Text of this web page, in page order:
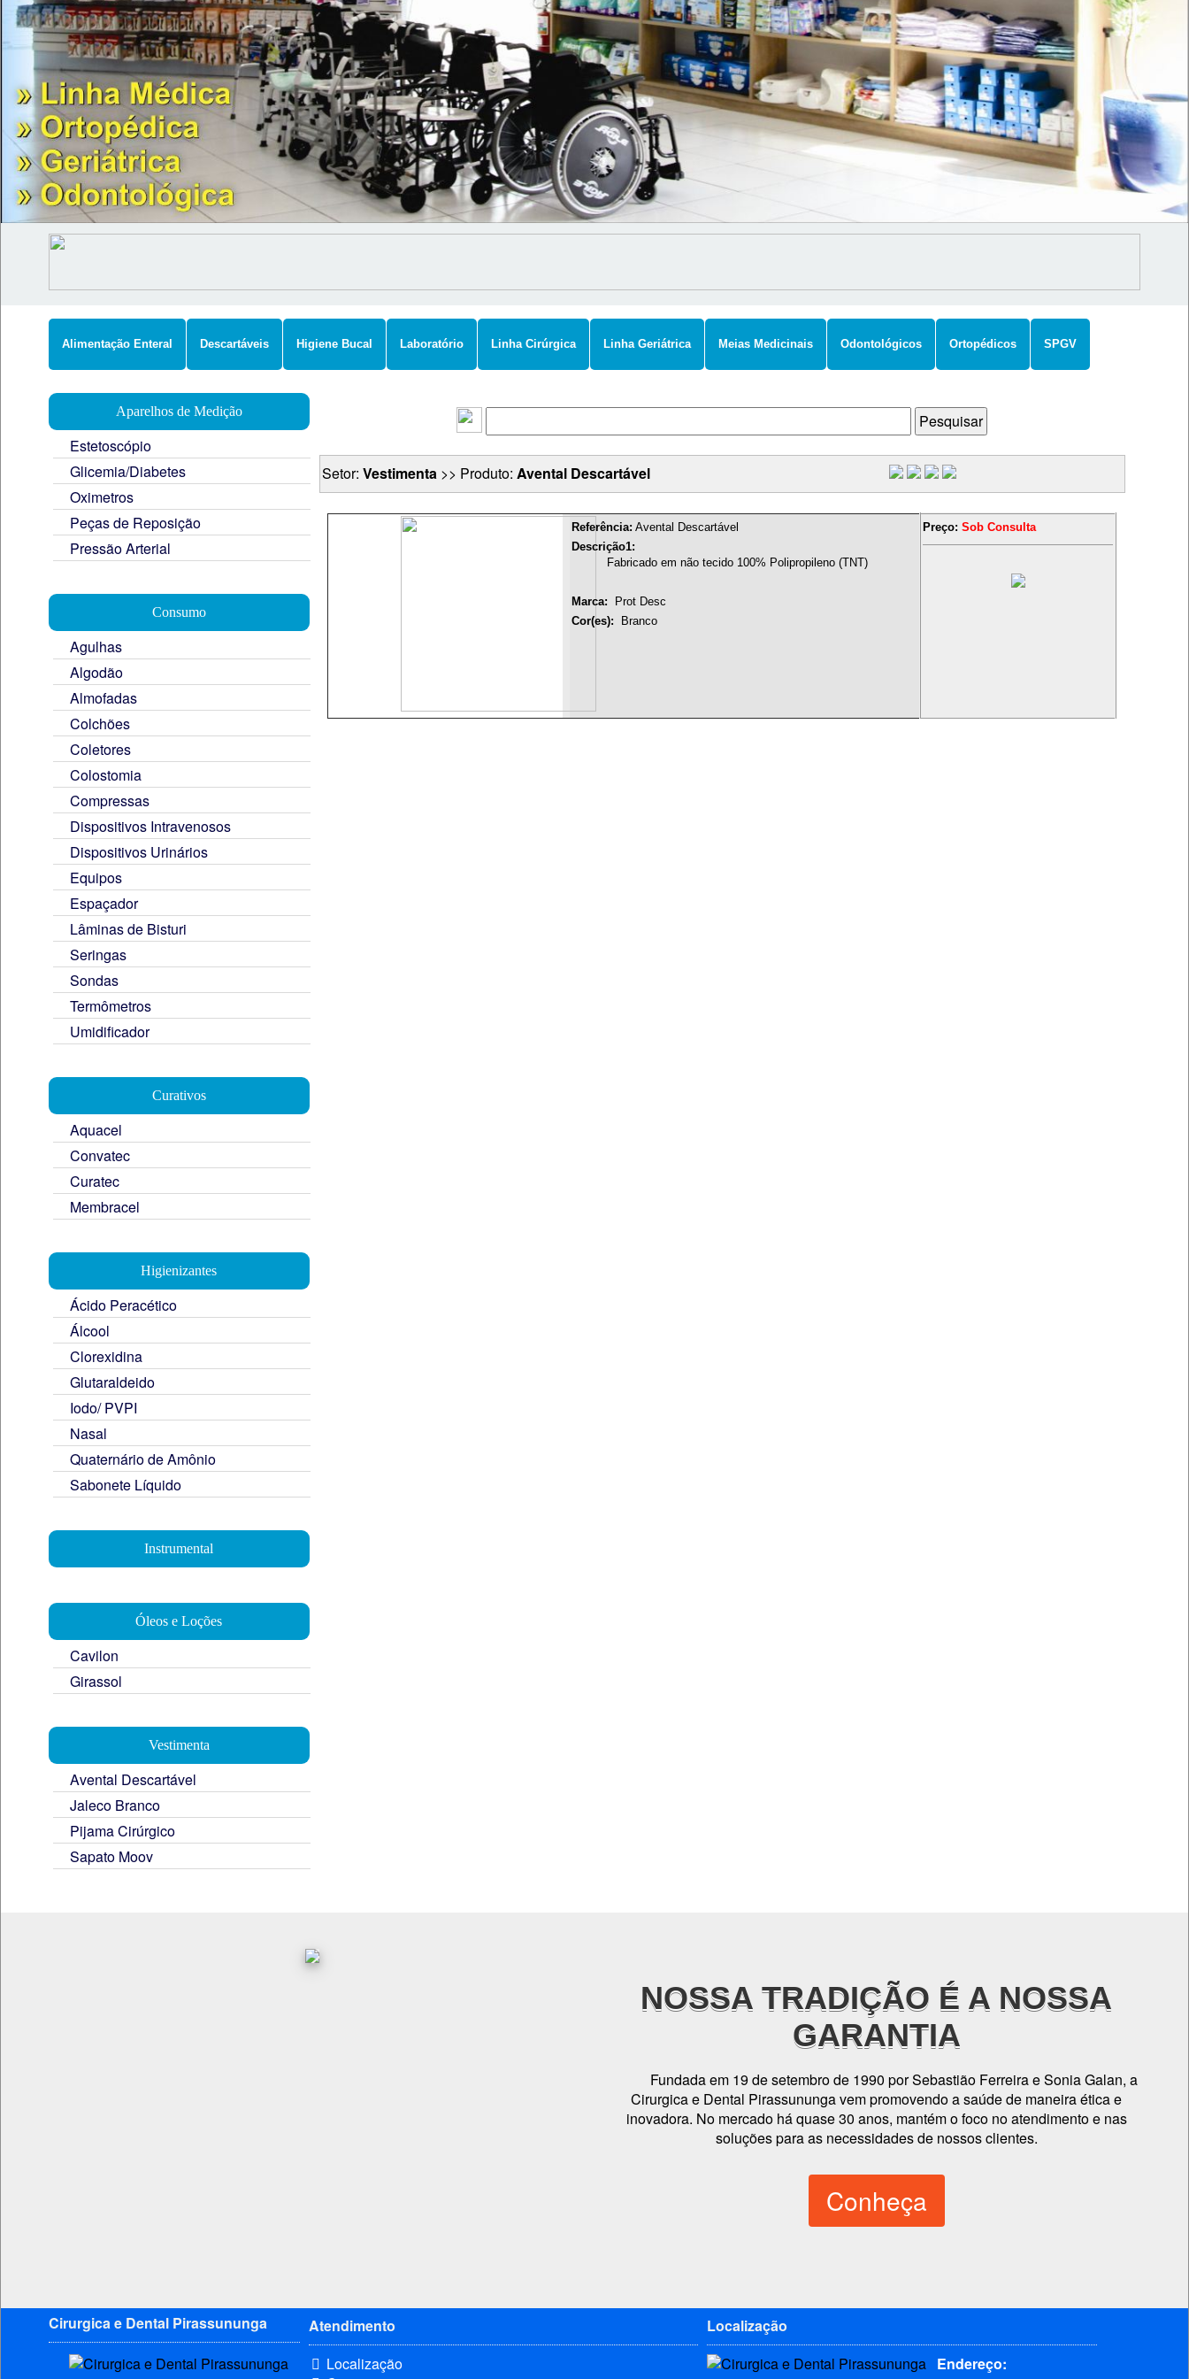
Alimentação Enteral Descartáveis Higiene Bucal Laboratório Linha Cirúrgica Linha Geriátrica Meias Medicinais Odontológicos Ortopédicos SPGV
Aparelhos de Medição
Estetoscópio
Glicemia/Diabetes
Oximetros
Peças de Reposição
Pressão Arterial
Consumo
Agulhas
Algodão
Almofadas
Colchões
Coletores
Colostomia
Compressas
Dispositivos Intravenosos
Dispositivos Urinários
Equipos
Espaçador
Lâminas de Bisturi
Seringas
Sondas
Termômetros
Umidificador
Curativos
Aquacel
Convatec
Curatec
Membracel
Higienizantes
Ácido Peracético
Álcool
Clorexidina
Glutaraldeido
Iodo/ PVPI
Nasal
Quaternário de Amônio
Sabonete Líquido
Instrumental
Óleos e Loções
Cavilon
Girassol
Vestimenta
Avental Descartável
Jaleco Branco
Pijama Cirúrgico
Sapato Moov
Setor: Vestimenta>> Produto: Avental Descartável
Referência: Avental Descartável
Descrição1:
Fabricado em não tecido 100% Polipropileno (TNT)
Marca:
Prot Desc
Cor(es):
Branco
Preço: Sob Consulta
NOSSA TRADIÇÃO É A NOSSA
GARANTIA
Fundada em 19 de setembro de 1990 por Sebastião Ferreira e Sonia Galan, a
Cirurgica e Dental Pirassununga vem promovendo a saúde de maneira ética e
inovadora. No mercado há quase 30 anos, mantém o foco no atendimento e nas
soluções para as necessidades de nossos clientes.
Conheça
Cirurgica e Dental Pirassununga
Atendimento
Localização
Localização
Endereço: